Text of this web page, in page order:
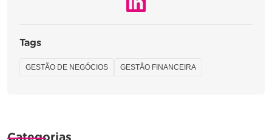
Tags
GESTÃO DE NEGÓCIOS GESTÃO FINANCEIRA